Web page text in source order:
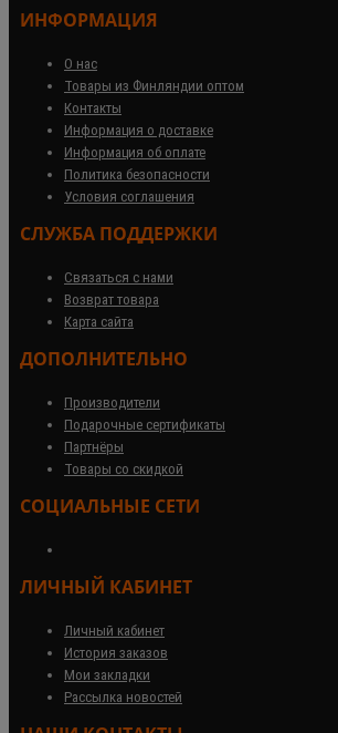
ИНФОРМАЦИЯ
О нас
Товары из Финляндии оптом
Контакты
Информация о доставке
Информация об оплате
Политика безопасности
Условия соглашения
СЛУЖБА ПОДДЕРЖКИ
Связаться с нами
Возврат товара
Карта сайта
ДОПОЛНИТЕЛЬНО
Производители
Подарочные сертификаты
Партнёры
Товары со скидкой
СОЦИАЛЬНЫЕ СЕТИ
ЛИЧНЫЙ КАБИНЕТ
Личный кабинет
История заказов
Мои закладки
Рассылка новостей